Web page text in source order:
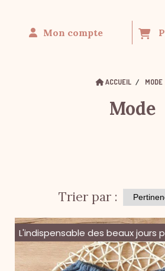
Mon compte
ACCUEIL MODE
Mode
Trier par :
L'indispensable des beaux jours